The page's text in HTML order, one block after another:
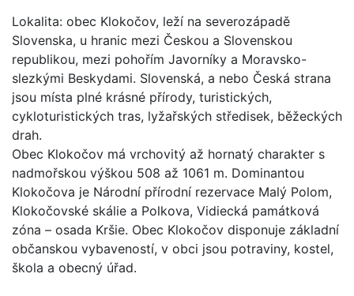
Lokalita: obec Klokočov, leží na severozápadě
Slovenska, u hranic mezi Českou a Slovenskou
republikou, mezi pohořím Javorníky a Moravsko-
slezkými Beskydami. Slovenská, a nebo Česká strana
jsou místa plné krásné přírody, turistických,
cykloturistických tras, lyžařských středisek, běžeckých
drah.
Obec Klokočov má vrchovitý až hornatý charakter s
nadmořskou výškou 508 až 1061 m. Dominantou
Klokočova je Národní přírodní rezervace Malý Polom,
Klokočovské skálie a Polkova, Vidiecká památková
zóna – osada Kršie. Obec Klokočov disponuje základní
občanskou vybaveností, v obci jsou potraviny, kostel,
škola a obecný úřad.